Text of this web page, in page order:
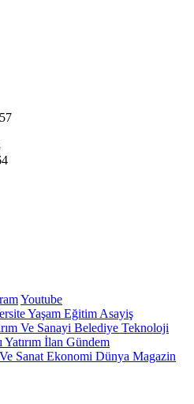
Youtube
Yaşam Eğitim Asayiş
Ve Sanayi Belediye Teknoloji
Yatırım İlan Gündem
Sanat Ekonomi Dünya Magazin